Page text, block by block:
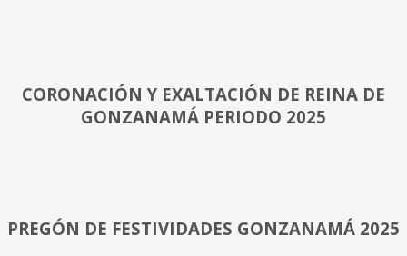
CORONACIÓN Y EXALTACIÓN DE REINA DE
GONZANAMÁ PERIODO 2025
PREGÓN DE FESTIVIDADES GONZANAMÁ 2025